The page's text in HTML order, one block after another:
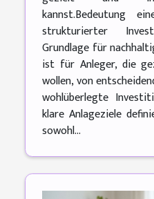
kannst.Bedeutung
strukturierter
Grundlage für
ist für Anleger, die
wollen, von
wohlüberlegte
klare Anlageziele
sowohl...